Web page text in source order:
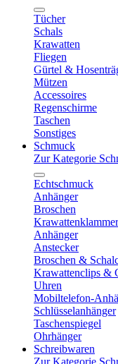
Tücher
Schals
Krawatten
Fliegen
Gürtel &
Mützen
Accessoires
Regenschirme
Taschen
Sonstiges
Schmuck
Zur Kategorie
Echtschmuck
Anhänger
Broschen
Anhänger
Anstecker
Broschen &
Krawattenclips &
Uhren
Mobiltelefon-
Schlüsselanhänger
Taschenspiegel
Ohrhänger
Schreibwaren
Zur Kategorie